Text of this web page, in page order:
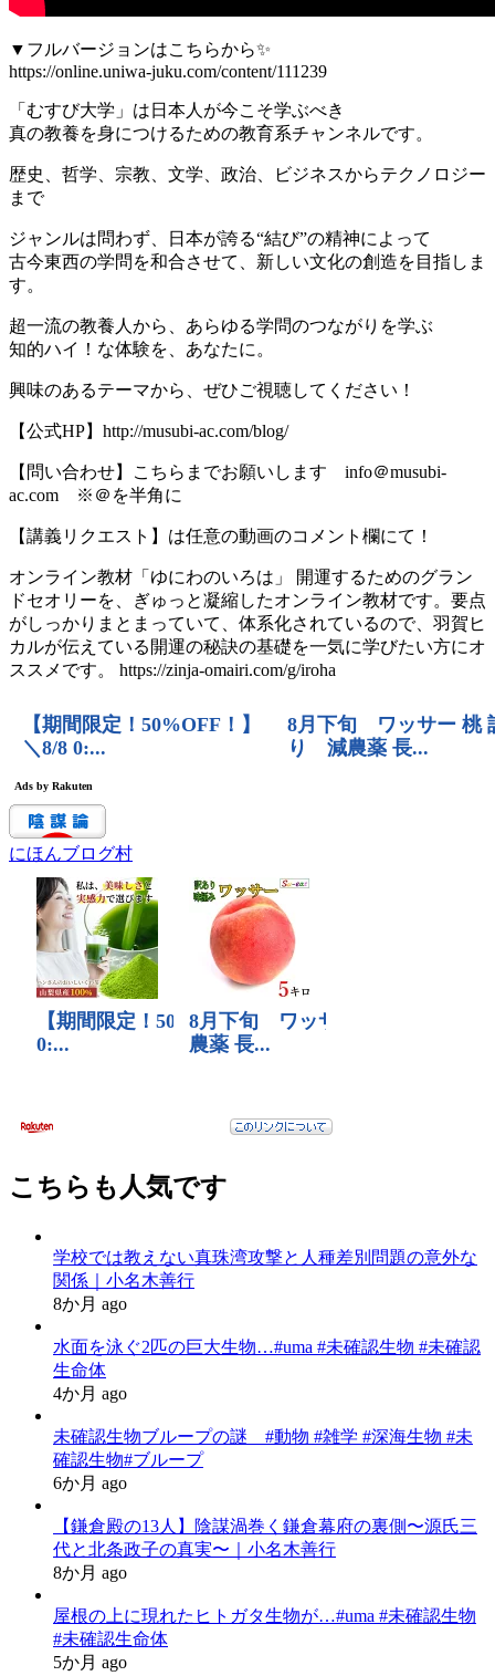
▼フルバージョンはこちらから✨
https://online.uniwa-juku.com/content/111239
「むすび大学」は日本人が今こそ学ぶべき
真の教養を身につけるための教育系チャンネルです。
歴史、哲学、宗教、文学、政治、ビジネスからテクノロジー
まで
ジャンルは問わず、日本が誇る“結び”の精神によって
古今東西の学問を和合させて、新しい文化の創造を目指しま
す。
超一流の教養人から、あらゆる学問のつながりを学ぶ
知的ハイ！な体験を、あなたに。
興味のあるテーマから、ぜひご視聴してください！
【公式HP】http://musubi-ac.com/blog/
【問い合わせ】こちらまでお願いします info＠musubi-
ac.com ※＠を半角に
【講義リクエスト】は任意の動画のコメント欄にて！
オンライン教材「ゆにわのいろは」 開運するためのグラン
ドセオリーを、ぎゅっと凝縮したオンライン教材です。要点
がしっかりまとまっていて、体系化されているので、羽賀ヒ
カルが伝えている開運の秘訣の基礎を一気に学びたい方にオ
ススメです。 https://zinja-omairi.com/g/iroha
にほんブログ村
こちらも人気です
学校では教えない真珠湾攻撃と人種差別問題の意外な
関係｜小名木善行
8か月 ago
水面を泳ぐ2匹の巨大生物…#uma #未確認生物 #未確認
生命体
4か月 ago
未確認生物ブループの謎 #動物 #雑学 #深海生物 #未
確認生物#ブループ
6か月 ago
【鎌倉殿の13人】陰謀渦巻く鎌倉幕府の裏側〜源氏三
代と北条政子の真実〜｜小名木善行
8か月 ago
屋根の上に現れたヒトガタ生物が…#uma #未確認生物
#未確認生命体
5か月 ago